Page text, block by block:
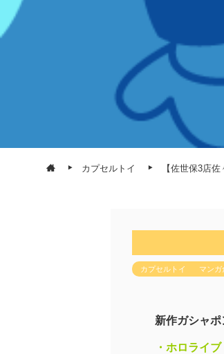
カプセルトイ 【佐世保3店
カプセルトイ マンガ
新作ガシャポ
・ホロライ